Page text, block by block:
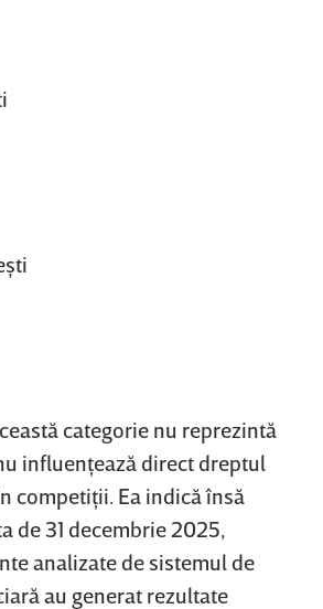
categorie nu reprezintă
influenţează direct dreptul
competiţii. Ea indică însă
de 31 decembrie 2025,
analizate de sistemul de
au generat rezultate